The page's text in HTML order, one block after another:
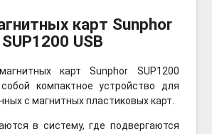
карт Sunphor
SUP1200 USB
карт Sunphor SUP1200
компактное устройство для
с магнитных пластиковых карт.
в систему, где подвергаются